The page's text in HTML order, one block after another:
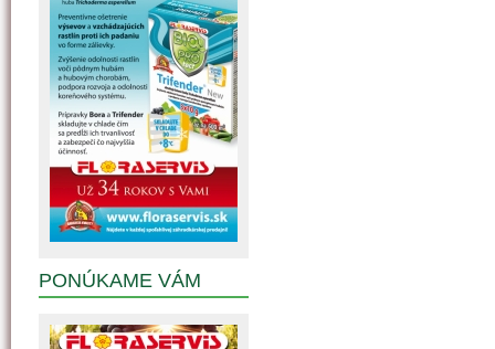
PONÚKAME VÁM